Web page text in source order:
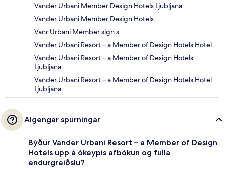
Vander Urbani Member Design Hotels Ljubljana
Vander Urbani Member Design Hotels
Vanr Urbani Member sign s
Vander Urbani Resort – a Member of Design Hotels Hotel
Vander Urbani Resort – a Member of Design Hotels
Ljubljana
Vander Urbani Resort – a Member of Design Hotels Hotel
Ljubljana
Algengar spurningar
Býður Vander Urbani Resort – a Member of Design
Hotels upp á ókeypis afbókun og fulla
endurgreiðslu?